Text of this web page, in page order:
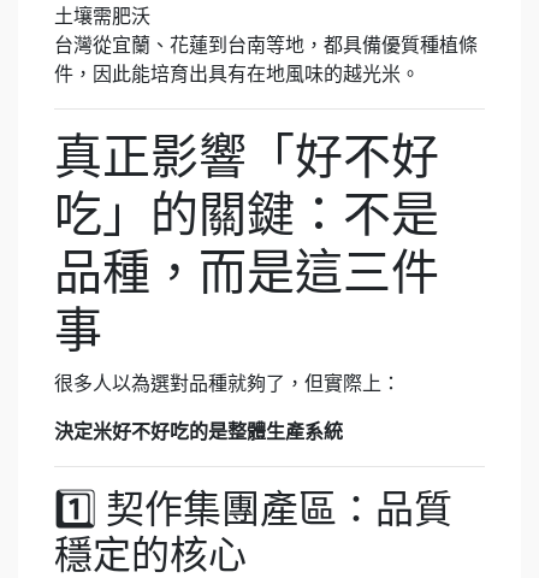
土壤需肥沃
台灣從宜蘭、花蓮到台南等地，都具備優質種植條
件，因此能培育出具有在地風味的越光米。
真正影響「好不好
吃」的關鍵：不是
品種，而是這三件
事
很多人以為選對品種就夠了，但實際上：
決定米好不好吃的是整體生產系統
1️⃣ 契作集團產區：品質
穩定的核心